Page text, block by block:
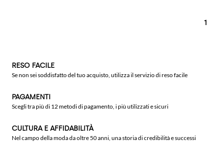
1
RESO FACILE
Se non sei soddisfatto del tuo acquisto, utilizza il servizio di reso facile
PAGAMENTI
Scegli tra più di 12 metodi di pagamento, i più utilizzati e sicuri
CULTURA E AFFIDABILITÀ
Nel campo della moda da oltre 50 anni, una storia di credibilità e successi